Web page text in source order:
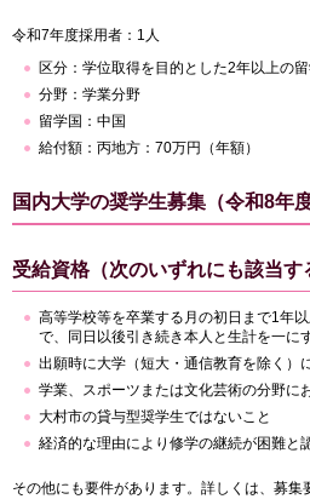
令和7年度採用者：1人
区分：学位取得を目的とした2年以上の
分野：学業分野
留学国：中国
給付額：丙地方：70万円（年額）
国内大学の奨学生募集（令和8年
受給資格（次のいずれにも該当す
高等学校等を卒業する月の初日まで1年
で、同日以後引き続き本人と生計を一に
出願時に大学（短大・通信教育を除く）
学業、スポーツまたは文化芸術の分野に
大村市の貸与型奨学生ではないこと
経済的な理由により修学の継続が困難と
その他にも要件があります。詳しくは、募集